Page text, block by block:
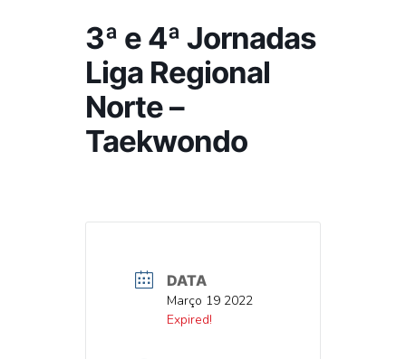
3ª e 4ª Jornadas
Liga Regional
Norte –
Taekwondo
DATA
DATAMarço 19 2022
DATAExpired!